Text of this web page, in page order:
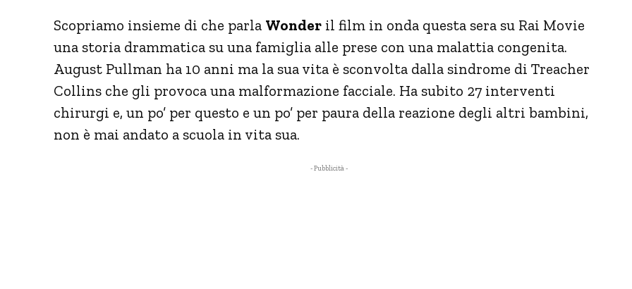
Scopriamo insieme di che parla Wonder il film in onda questa sera su Rai Movie
una storia drammatica su una famiglia alle prese con una malattia congenita.
August Pullman ha 10 anni ma la sua vita è sconvolta dalla sindrome di Treacher
Collins che gli provoca una malformazione facciale. Ha subito 27 interventi
chirurgi e, un po’ per questo e un po’ per paura della reazione degli altri bambini,
non è mai andato a scuola in vita sua.
- Pubblicità -